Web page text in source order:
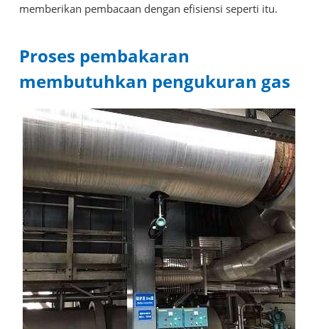
memberikan pembacaan dengan efisiensi seperti itu.
Proses pembakaran
membutuhkan pengukuran gas